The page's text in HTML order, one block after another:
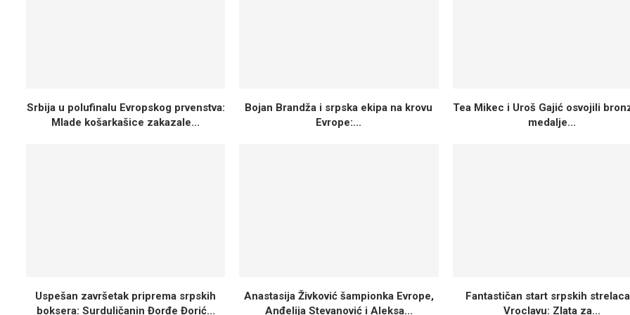
Srbija u polufinalu Evropskog prvenstva:
Mlade košarkašice zakazale...
Bojan Brandža i srpska ekipa na krovu
Evrope:...
Tea Mikec i Uroš Gajić osvojili
medalje...
Uspešan završetak priprema srpskih
boksera: Surduličanin Đorđe Đorić...
Anastasija Živković šampionka Evrope,
Anđelija Stevanović i Aleksa...
Fantastičan start srpskih
Vroclavu: Zlata za...